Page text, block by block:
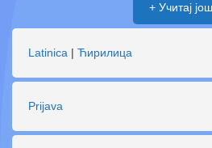
+ Учитај још
Latinica | Ћирилица
Prijava